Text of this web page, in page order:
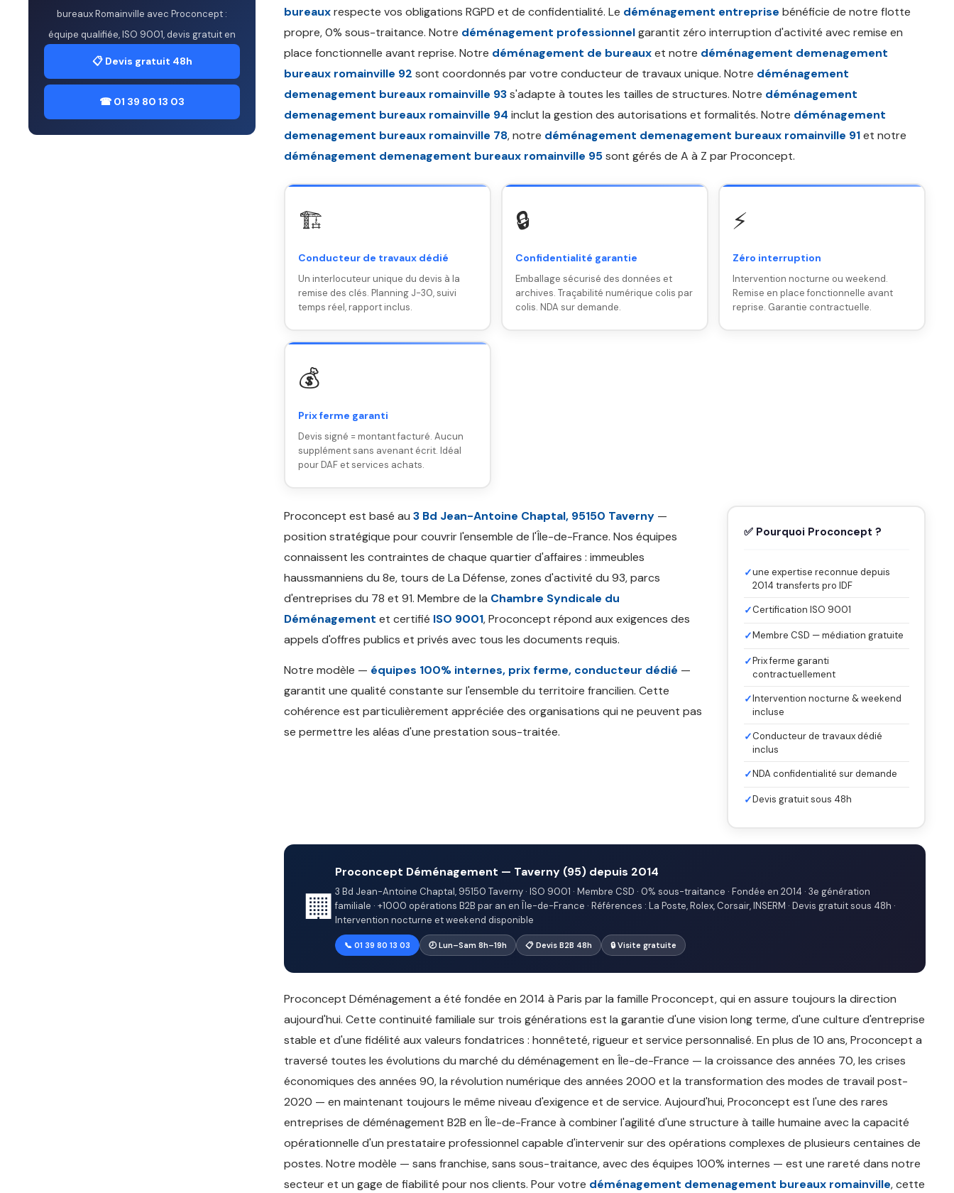
bureaux Romainville avec Proconcept :
équipe qualifiée, ISO 9001, devis gratuit en
📋 Devis gratuit 48h
☎ 01 39 80 13 03
bureauxrespecte vos obligations RGPD et de confidentialité. Le déménagement entreprise bénéficie de notre flotte
propre, 0% sous-traitance. Notre déménagement professionnelgarantit zéro interruption d'activité avec remise en
place fonctionnelle avant reprise. Notre déménagement de bureauxet notre déménagement demenagement
bureaux romainville 92 sont coordonnés par votre conducteur de travaux unique. Notre déménagement
demenagement bureaux romainville 93s'adapte à toutes les tailles de structures. Notre déménagement
demenagement bureaux romainville 94 inclut la gestion des autorisations et formalités. Notre déménagement
demenagement bureaux romainville 78, notre déménagement demenagement bureaux romainville 91et notre
déménagement demenagement bureaux romainville 95sont gérés de A à Z par Proconcept.
🏗️
Conducteur de travaux dédié
Un interlocuteur unique du devis à la
remise des clés. Planning J-30, suivi
temps réel, rapport inclus.
🔒
Confidentialité garantie
Emballage sécurisé des données et
archives. Traçabilité numérique colis par
colis. NDA sur demande.
⚡
Zéro interruption
Intervention nocturne ou weekend.
Remise en place fonctionnelle avant
reprise. Garantie contractuelle.
💰
Prix ferme garanti
Devis signé = montant facturé. Aucun
supplément sans avenant écrit. Idéal
pour DAF et services achats.
Proconcept est basé au 3 Bd Jean-Antoine Chaptal, 95150 Taverny —
position stratégique pour couvrir l'ensemble de l'Île-de-France. Nos équipes
connaissent les contraintes de chaque quartier d'affaires : immeubles
haussmanniens du 8e, tours de La Défense, zones d'activité du 93, parcs
d'entreprises du 78 et 91. Membre de la Chambre Syndicale du
Déménagement et certifié ISO 9001, Proconcept répond aux exigences des
appels d'offres publics et privés avec tous les documents requis.
Notre modèle — équipes 100% internes, prix ferme, conducteur dédié —
garantit une qualité constante sur l'ensemble du territoire francilien. Cette
cohérence est particulièrement appréciée des organisations qui ne peuvent pas
se permettre les aléas d'une prestation sous-traitée.
✅ Pourquoi Proconcept ?
✓une expertise reconnue depuis
2014 transferts pro IDF
✓Certification ISO 9001
✓Membre CSD — médiation gratuite
✓Prix ferme garanti
contractuellement
✓Intervention nocturne & weekend
incluse
✓Conducteur de travaux dédié
inclus
✓NDA confidentialité sur demande
✓Devis gratuit sous 48h
🏢
Proconcept Déménagement — Taverny (95) depuis 2014
3 Bd Jean-Antoine Chaptal, 95150 Taverny · ISO 9001 · Membre CSD · 0% sous-traitance · Fondée en 2014 · 3e génération
familiale · +1000 opérations B2B par an en Île-de-France · Références : La Poste, Rolex, Corsair, INSERM · Devis gratuit sous 48h ·
Intervention nocturne et weekend disponible
📞 01 39 80 13 03 🕗 Lun–Sam 8h–19h 📋 Devis B2B 48h 🔒 Visite gratuite
Proconcept Déménagement a été fondée en 2014 à Paris par la famille Proconcept, qui en assure toujours la direction
aujourd'hui. Cette continuité familiale sur trois générations est la garantie d'une vision long terme, d'une culture d'entreprise
stable et d'une fidélité aux valeurs fondatrices : honnêteté, rigueur et service personnalisé. En plus de 10 ans, Proconcept a
traversé toutes les évolutions du marché du déménagement en Île-de-France — la croissance des années 70, les crises
économiques des années 90, la révolution numérique des années 2000 et la transformation des modes de travail post-
2020 — en maintenant toujours le même niveau d'exigence et de service. Aujourd'hui, Proconcept est l'une des rares
entreprises de déménagement B2B en Île-de-France à combiner l'agilité d'une structure à taille humaine avec la capacité
opérationnelle d'un prestataire professionnel capable d'intervenir sur des opérations complexes de plusieurs centaines de
postes. Notre modèle — sans franchise, sans sous-traitance, avec des équipes 100% internes — est une rareté dans notre
secteur et un gage de fiabilité pour nos clients. Pour votre déménagement demenagement bureaux romainville, cette